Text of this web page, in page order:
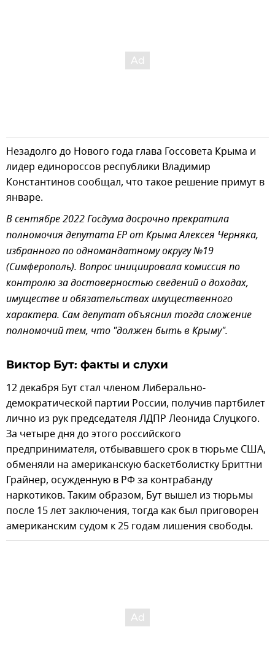
Незадолго до Нового года глава Госсовета Крыма и
лидер единороссов республики Владимир
Константинов сообщал, что такое решение примут в
январе.
В сентябре 2022 Госдума досрочно прекратила
полномочия депутата ЕР от Крыма Алексея Черняка,
избранного по одномандатному округу №19
(Симферополь). Вопрос инициировала комиссия по
контролю за достоверностью сведений о доходах,
имуществе и обязательствах имущественного
характера. Сам депутат объяснил тогда сложение
полномочий тем, что "должен быть в Крыму".
Виктор Бут: факты и слухи
12 декабря Бут стал членом Либерально-
демократической партии России, получив партбилет
лично из рук председателя ЛДПР Леонида Слуцкого.
За четыре дня до этого российского
предпринимателя, отбывавшего срок в тюрьме США,
обменяли на американскую баскетболистку Бриттни
Грайнер, осужденную в РФ за контрабанду
наркотиков. Таким образом, Бут вышел из тюрьмы
после 15 лет заключения, тогда как был приговорен
американским судом к 25 годам лишения свободы.